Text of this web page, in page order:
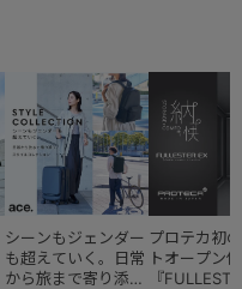
シーンもジェンダー
も超えていく。日常
から旅まで寄り添う
プロテカ初
トオープン
『